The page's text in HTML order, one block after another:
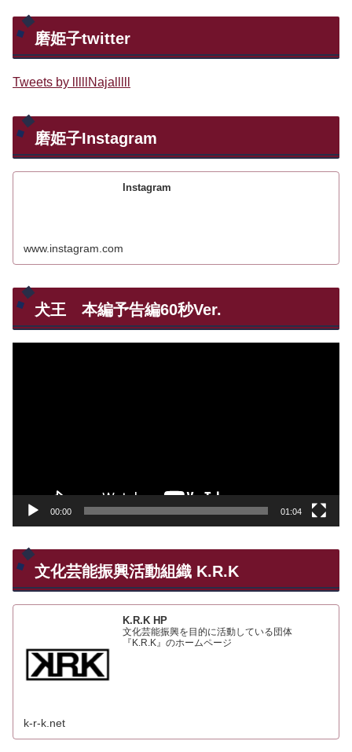
磨姫子twitter
Tweets by lllllNajalllll
磨姫子Instagram
Instagram
www.instagram.com
犬王 本編予告編60秒Ver.
00:00 01:04
文化芸能振興活動組織 K.R.K
K.R.K HP
文化芸能振興を目的に活動している団体
『K.R.K』のホームページ
k-r-k.net